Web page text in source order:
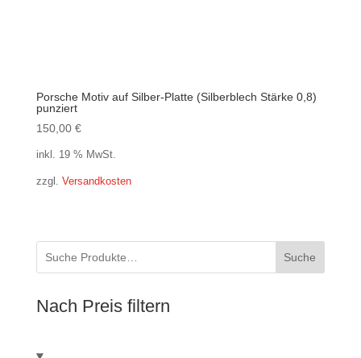
Porsche Motiv auf Silber-Platte (Silberblech Stärke 0,8)
punziert
150,00 €
inkl. 19 % MwSt.
zzgl. Versandkosten
Suche
Nach Preis filtern